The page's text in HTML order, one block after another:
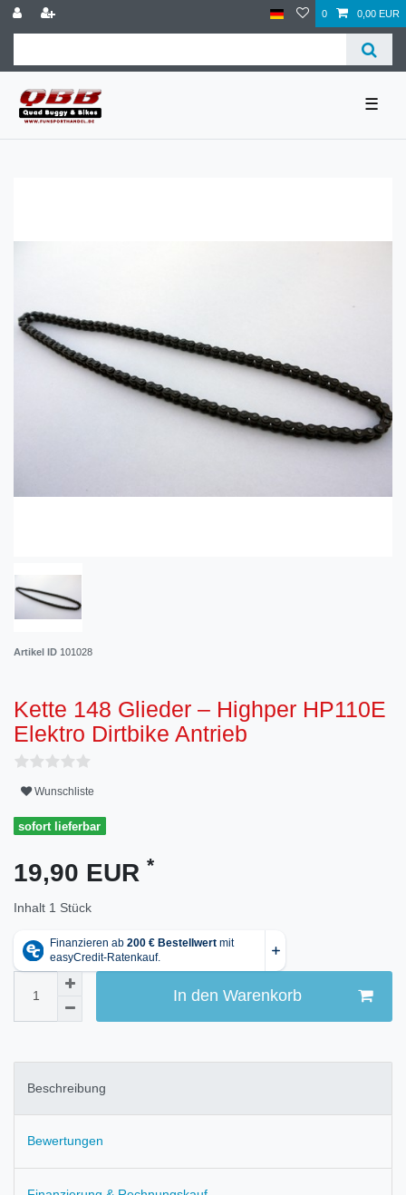
0 0,00 EUR
☰
Artikel ID 101028
Kette 148 Glieder – Highper HP110E
Elektro Dirtbike Antrieb
Wunschliste
sofort lieferbar
19,90 EUR *
Inhalt 1 Stück
In den Warenkorb
Beschreibung
Bewertungen